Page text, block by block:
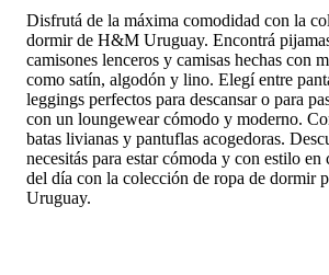
Disfrutá de la máxima comodidad con la
dormir de H&M Uruguay. Encontrá
camisones lenceros y camisas hechas con
como satín, algodón y lino. Elegí entre
leggings perfectos para descansar o para
con un loungewear cómodo y moderno.
batas livianas y pantuflas acogedoras.
necesitás para estar cómoda y con estilo
del día con la colección de ropa de dormir
Uruguay.